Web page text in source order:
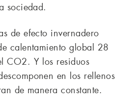
sociedad.
de efecto invernadero
calentamiento global 28
CO2. Y los residuos
en los rellenos
de manera constante.